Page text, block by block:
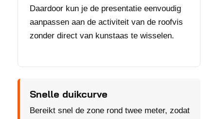
Daardoor kun je de presentatie eenvoudig
aanpassen aan de activiteit van de roofvis
zonder direct van kunstaas te wisselen.
Snelle duikcurve
Bereikt snel de zone rond twee meter, zodat